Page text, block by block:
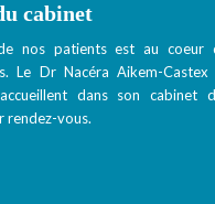
cabinet
nos patients est au coeur
Le Dr Nacéra Aikem-Castex
dans son cabinet
rendez-vous.